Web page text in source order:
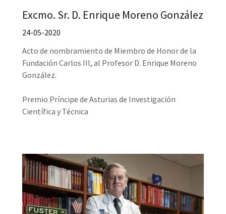
Excmo. Sr. D. Enrique Moreno González
24-05-2020
Acto de nombramiento de Miembro de Honor de la
Fundación Carlos III, al Profesor D. Enrique Moreno
González.
Premio Príncipe de Asturias de Investigación
Científica y Técnica